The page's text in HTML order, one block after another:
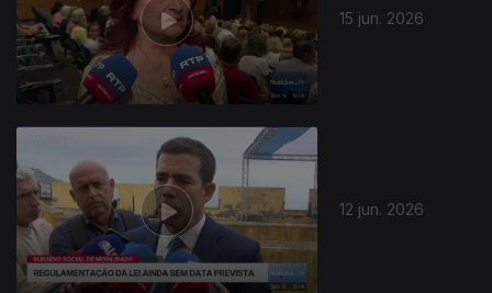
15 jun. 2026
12 jun. 2026